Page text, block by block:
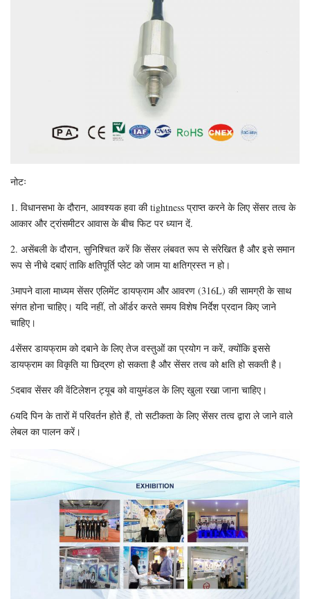
नोटः
1. विधानसभा के दौरान, आवश्यक हवा की tightness प्राप्त करने के लिए सेंसर तत्व के
आकार और ट्रांसमीटर आवास के बीच फिट पर ध्यान दें.
2. असेंबली के दौरान, सुनिश्चित करें कि सेंसर लंबवत रूप से संरेखित है और इसे समान
रूप से नीचे दबाएं ताकि क्षतिपूर्ति प्लेट को जाम या क्षतिग्रस्त न हो।
3मापने वाला माध्यम सेंसर एलिमेंट डायफ्राम और आवरण (316L) की सामग्री के साथ
संगत होना चाहिए। यदि नहीं, तो ऑर्डर करते समय विशेष निर्देश प्रदान किए जाने
चाहिए।
4सेंसर डायफ्राम को दबाने के लिए तेज वस्तुओं का प्रयोग न करें, क्योंकि इससे
डायफ्राम का विकृति या छिद्रण हो सकता है और सेंसर तत्व को क्षति हो सकती है।
5दबाव सेंसर की वेंटिलेशन ट्यूब को वायुमंडल के लिए खुला रखा जाना चाहिए।
6यदि पिन के तारों में परिवर्तन होते हैं, तो सटीकता के लिए सेंसर तत्व द्वारा ले जाने वाले
लेबल का पालन करें।